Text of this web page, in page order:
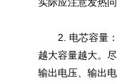
2. 电芯容量：
越大容量越大。
输出电压、输出